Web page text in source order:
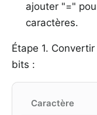
ajouter "="
caractères.
Étape 1.
bits :
Caractère